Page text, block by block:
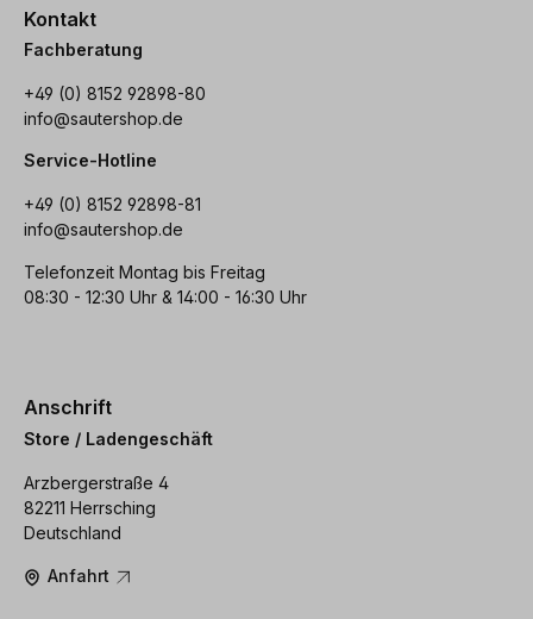
Kontakt
Fachberatung
+49 (0) 8152 92898-80
info@sautershop.de
Service-Hotline
+49 (0) 8152 92898-81
info@sautershop.de
Telefonzeit Montag bis Freitag
08:30 - 12:30 Uhr & 14:00 - 16:30 Uhr
Anschrift
Store / Ladengeschäft
Arzbergerstraße 4
82211 Herrsching
Deutschland
Anfahrt